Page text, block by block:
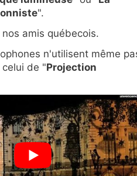
".
amis québecois.
n'utilisent même
celui de "Projection